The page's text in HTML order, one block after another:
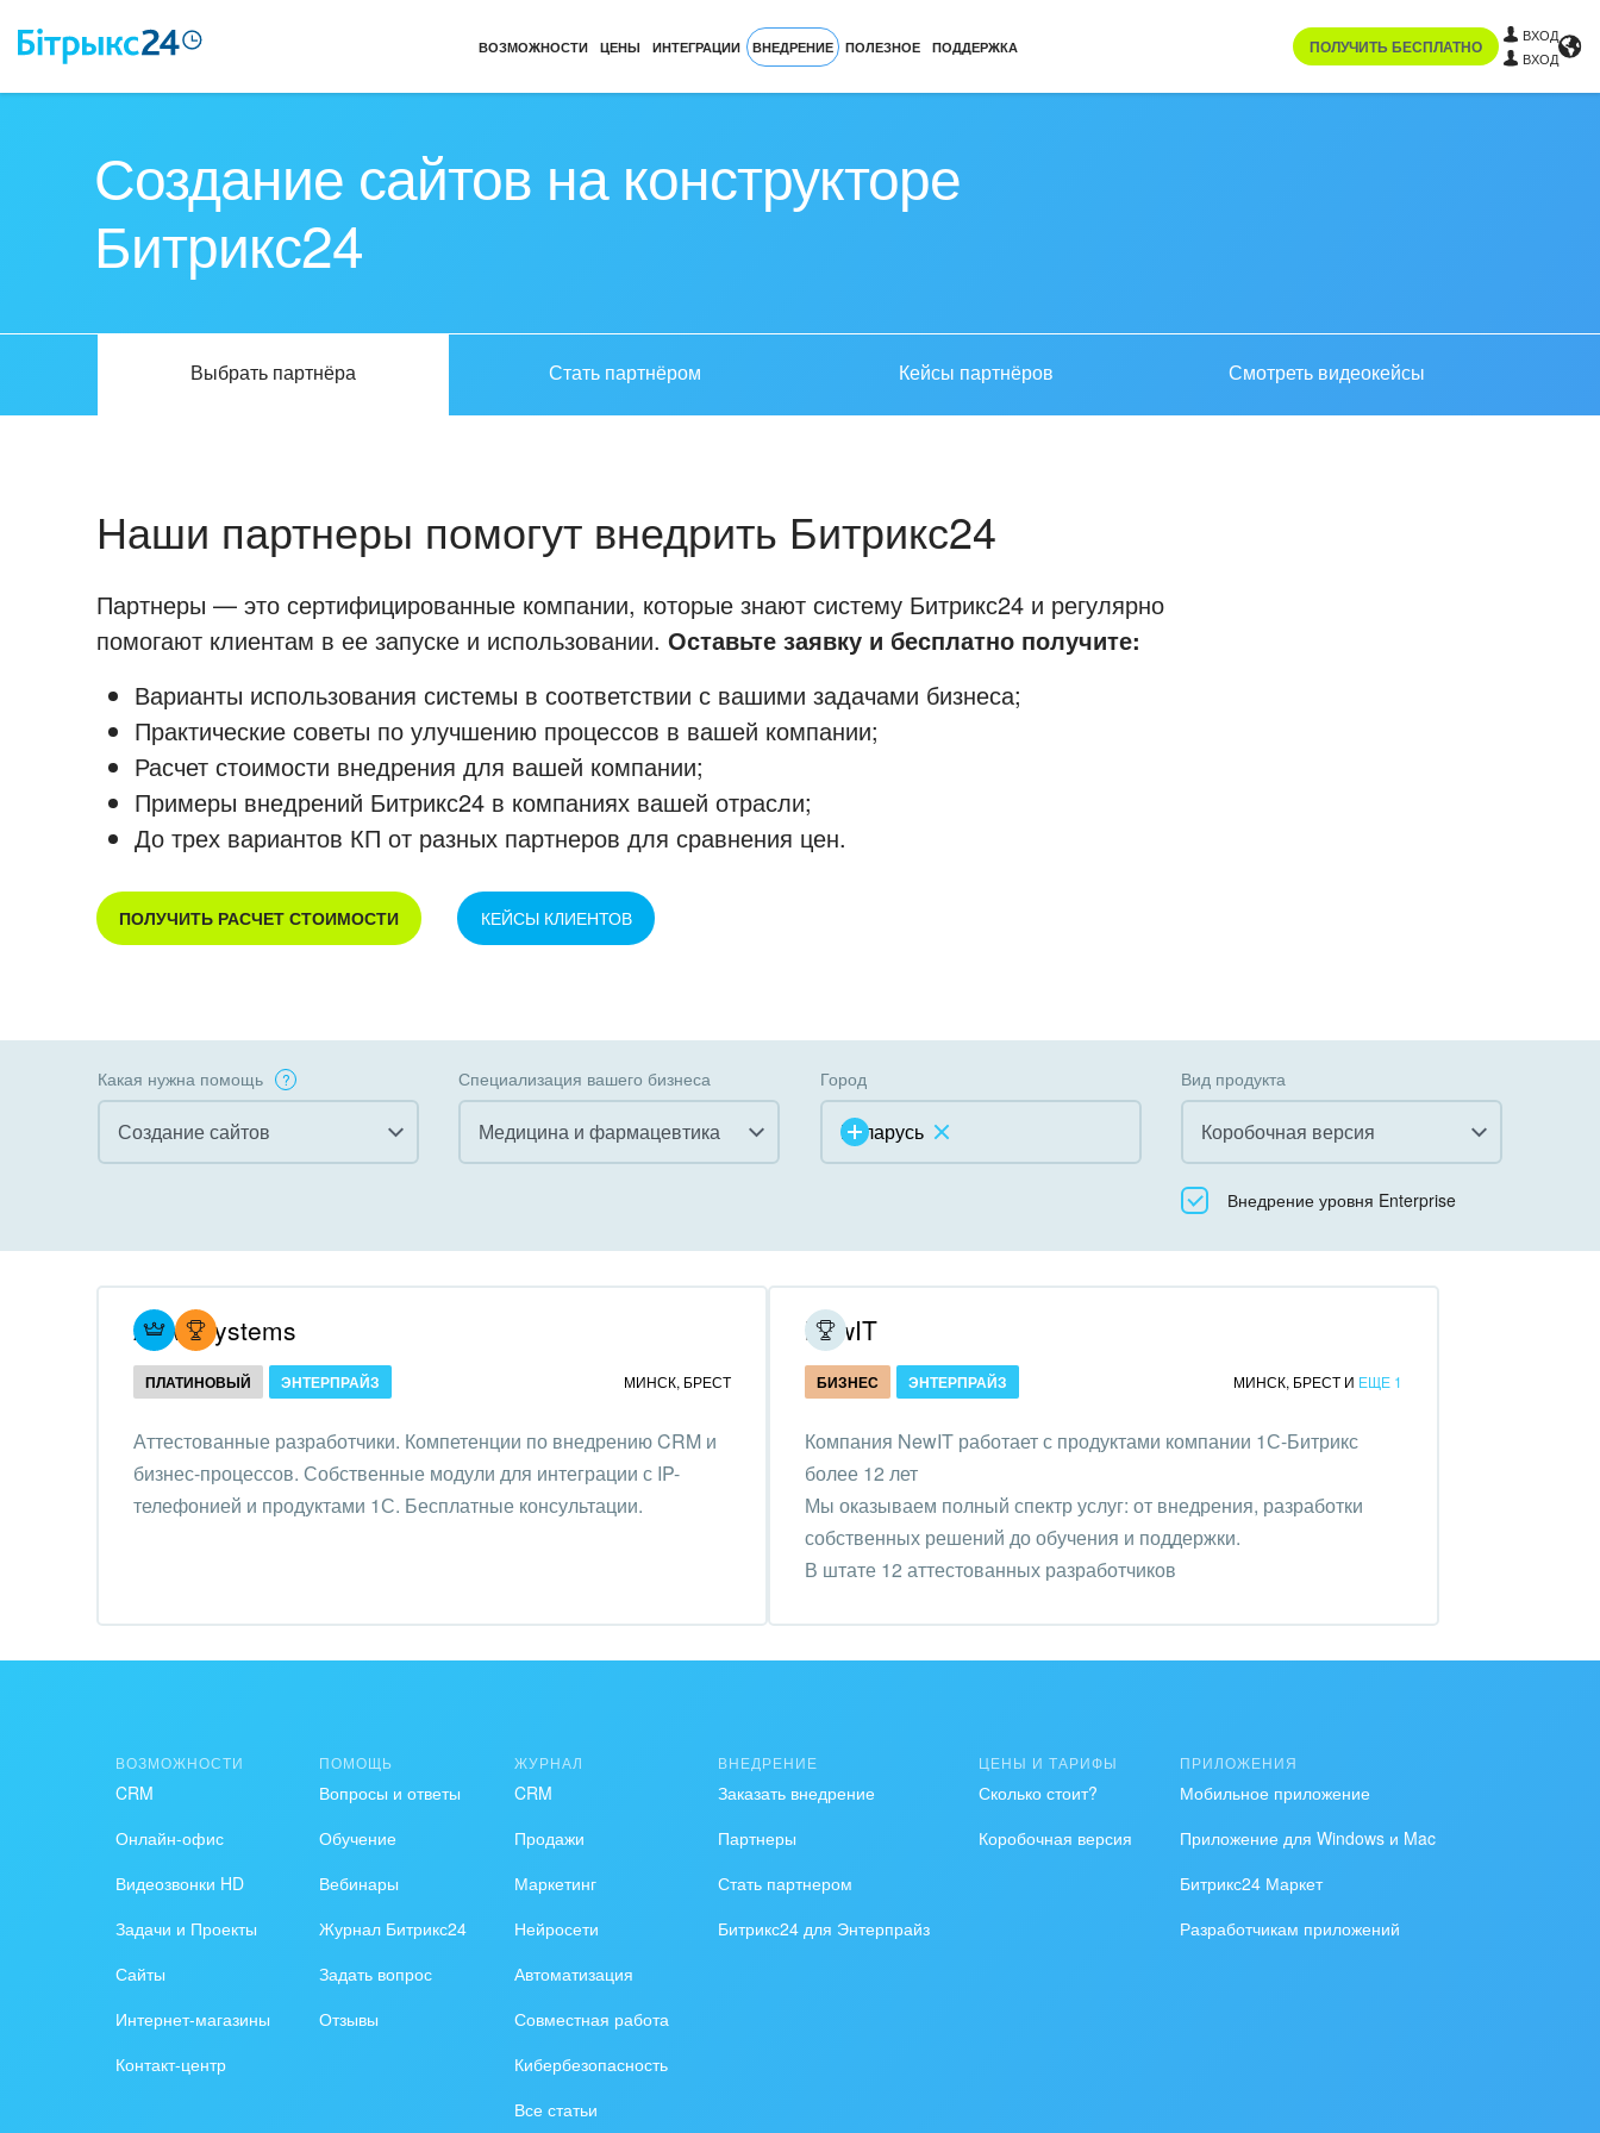
ВОЗМОЖНОСТИ ЦЕНЫ ИНТЕГРАЦИИ ВНЕДРЕНИЕ ПОЛЕЗНОЕ ПОДДЕРЖКА ПОЛУЧИТЬ БЕСПЛАТНО
ВХОД
ВХОД
Создание сайтов на конструкторе
Битрикс24
Выбрать партнёра Стать партнёром Кейсы партнёров Смотреть видеокейсы
Наши партнеры помогут внедрить Битрикс24
Партнеры — это сертифицированные компании, которые знают систему Битрикс24 и регулярно
помогают клиентам в ее запуске и использовании. Оставьте заявку и бесплатно получите:
Варианты использования системы в соответствии с вашими задачами бизнеса;
Практические советы по улучшению процессов в вашей компании;
Расчет стоимости внедрения для вашей компании;
Примеры внедрений Битрикс24 в компаниях вашей отрасли;
До трех вариантов КП от разных партнеров для сравнения цен.
ПОЛУЧИТЬ РАСЧЕТ СТОИМОСТИ КЕЙСЫ КЛИЕНТОВ
Какая нужна помощь
Создание сайтов
Внедрение КЭДО
Интеграция с 1С
Организация задач и
Внедрение Бизнес-
процессов
внедрения
Внедрение для
продаж
/ Интранета
Специализация вашего бизнеса
Медицина и фармацевтика
Коммунальные услуги, ЖКХ
организации,
Благотворительность
Общественно-политические
Промышленность
СМИ, издательства,
справочники
Страхование
Строительство, ремонт и
благоустройство
Транспорт, Авиация,
Город
Беларусь
Вид продукта
Коробочная версия
Все
Коробочная версия
Внедрение уровня Enterprise
Atevi Systems
ПЛАТИНОВЫЙ ЭНТЕРПРАЙЗ МИНСК, БРЕСТ
Аттестованные разработчики. Компетенции по внедрению CRM и
бизнес-процессов. Собственные модули для интеграции с IP-
телефонией и продуктами 1С. Бесплатные консультации.
NewIT
БИЗНЕС ЭНТЕРПРАЙЗ МИНСК, БРЕСТ И ЕЩЕ 1
Компания NewIT работает с продуктами компании 1С-Битрикс
более 12 лет
Мы оказываем полный спектр услуг: от внедрения, разработки
собственных решений до обучения и поддержки.
В штате 12 аттестованных разработчиков
ВОЗМОЖНОСТИ
CRM
Онлайн-офис
Видеозвонки HD
Задачи и Проекты
Сайты
Интернет-магазины
Контакт-центр
ПОМОЩЬ
Вопросы и ответы
Обучение
Вебинары
Журнал Битрикс24
Задать вопрос
Отзывы
ЖУРНАЛ
CRM
Продажи
Маркетинг
Нейросети
Автоматизация
Совместная работа
Кибербезопасность
Все статьи
ВНЕДРЕНИЕ
Заказать внедрение
Партнеры
Стать партнером
Битрикс24 для Энтерпрайз
ЦЕНЫ И ТАРИФЫ
Сколько стоит?
Коробочная версия
ПРИЛОЖЕНИЯ
Мобильное приложение
Приложение для Windows и Mac
Битрикс24 Маркет
Разработчикам приложений